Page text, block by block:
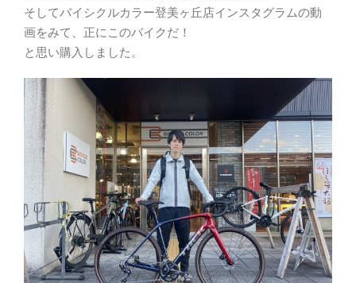
そしてバイシクルカラー登美ヶ丘店インスタグラムの動
画をみて、正にこのバイクだ！
と思い購入しました。